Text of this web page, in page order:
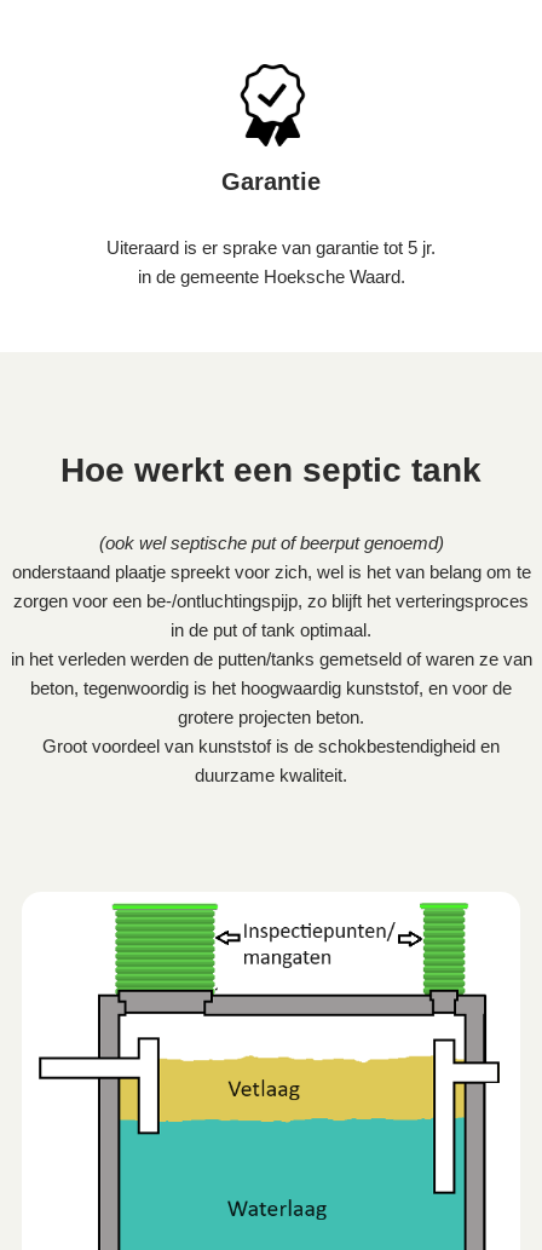
Garantie
Uiteraard is er sprake van garantie tot 5 jr.
in de gemeente Hoeksche Waard.
Hoe werkt een septic tank
(ook wel septische put of beerput genoemd)
onderstaand plaatje spreekt voor zich, wel is het van belang om te
zorgen voor een be-/ontluchtingspijp, zo blijft het verteringsproces
in de put of tank optimaal.
in het verleden werden de putten/tanks gemetseld of waren ze van
beton, tegenwoordig is het hoogwaardig kunststof, en voor de
grotere projecten beton.
Groot voordeel van kunststof is de schokbestendigheid en
duurzame kwaliteit.